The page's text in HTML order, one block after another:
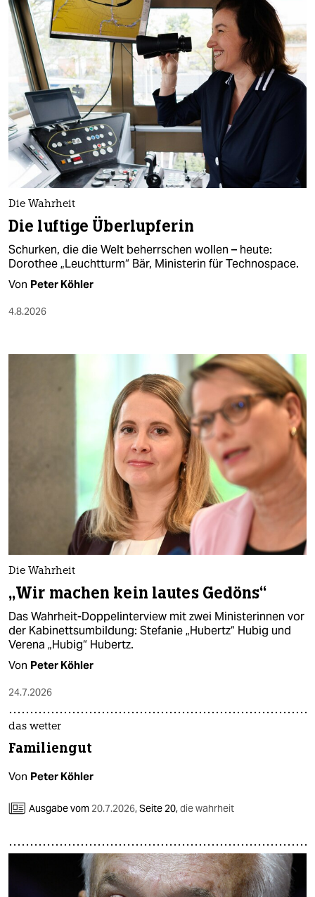
nord
wahrheit
verlag
verlag
veranstaltungen
shop
fragen & hilfe
unterstützen
abo
genossenschaft
epaper login
Die Wahrheit
Die luftige Überlupferin
Schurken, die die Welt beherrschen wollen – heute:
Dorothee „Leuchtturm“ Bär, Ministerin für Technospace.
Von Peter Köhler
4.8.2026
Die Wahrheit
„Wir machen kein lautes Gedöns“
Das Wahrheit-Doppelinterview mit zwei Ministerinnen vor
der Kabinettsumbildung: Stefanie „Hubertz“ Hubig und
Verena „Hubig“ Hubertz.
Von Peter Köhler
24.7.2026
das wetter
Familiengut
Von Peter Köhler
Ausgabe vom 20.7.2026,Seite 20,die wahrheit